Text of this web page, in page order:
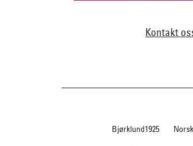
Kontakt
Bjørklund1925